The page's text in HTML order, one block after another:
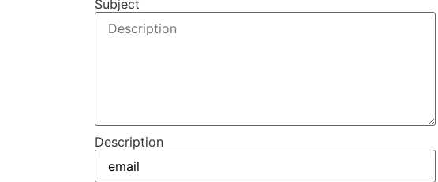
Subject
Description